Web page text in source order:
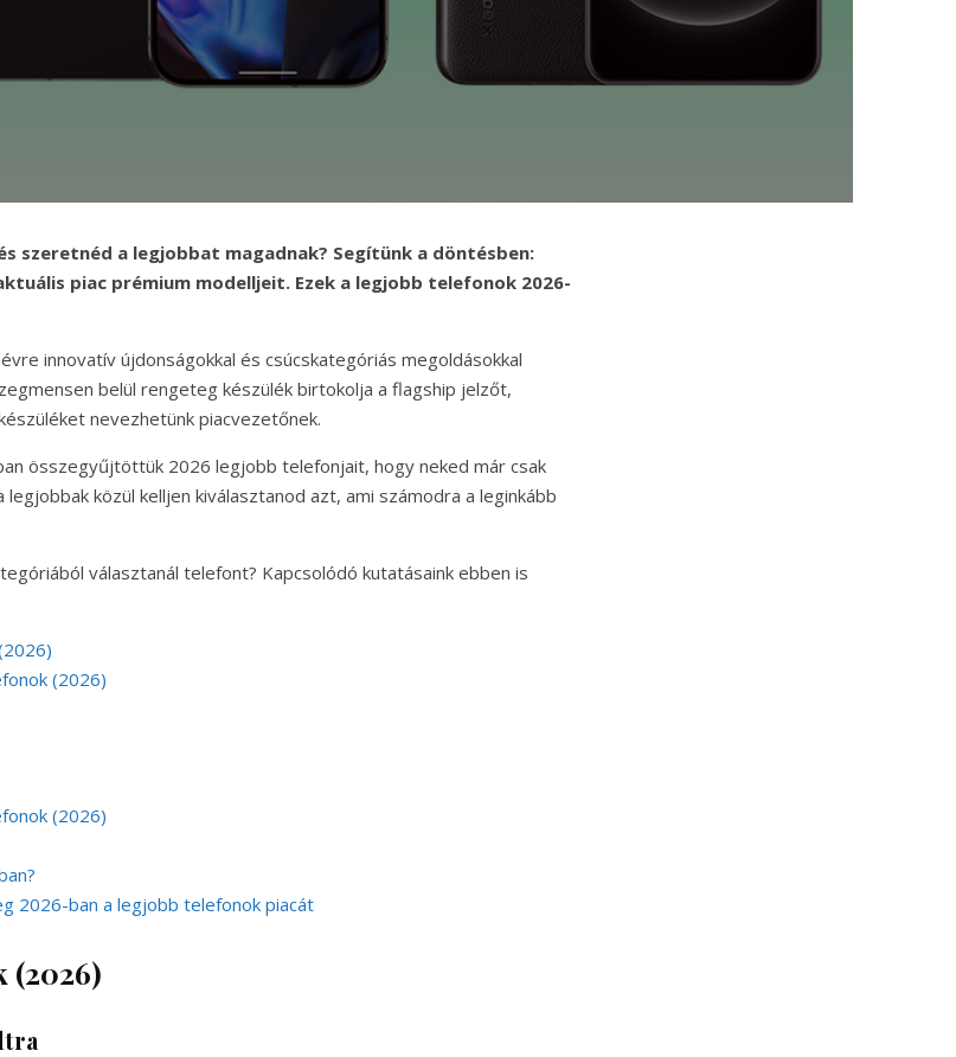
szeretnéd a legjobbat magadnak? Segítünk a döntésben:
piac prémium modelljeit. Ezek a legjobb telefonok 2026-
innovatív újdonságokkal és csúcskategóriás megoldásokkal
belül rengeteg készülék birtokolja a flagship jelzőt,
nevezhetünk piacvezetőnek.
összegyűjtöttük 2026 legjobb telefonjait, hogy neked már csak
közül kelljen kiválasztanod azt, ami számodra a leginkább
választanál telefont? Kapcsolódó kutatásaink ebben is
(2026)
(2026)
2026-ban a legjobb telefonok piacát
(2026)